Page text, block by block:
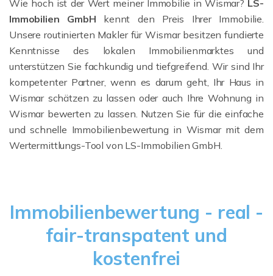
Wie hoch ist der Wert meiner Immobilie in Wismar? LS-
Immobilien GmbH kennt den Preis Ihrer Immobilie.
Unsere routinierten Makler für Wismar besitzen fundierte
Kenntnisse des lokalen Immobilienmarktes und
unterstützen Sie fachkundig und tiefgreifend. Wir sind Ihr
kompetenter Partner, wenn es darum geht, Ihr Haus in
Wismar schätzen zu lassen oder auch Ihre Wohnung in
Wismar bewerten zu lassen. Nutzen Sie für die einfache
und schnelle Immobilienbewertung in Wismar mit dem
Wertermittlungs-Tool von LS-Immobilien GmbH.
Immobilienbewertung - real -
fair-transpatent und
kostenfrei